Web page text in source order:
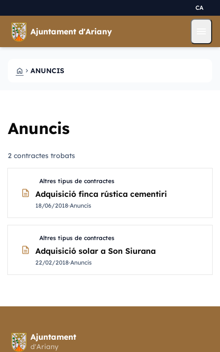
CA
Ajuntament d'Ariany
HOME CHEVRON_RIGHT ANUNCIS
Anuncis
2 contractes trobats
description
Altres tipus de contractes
Adquisició finca rústica cementiri
18/06/2018·Anuncis
description
Altres tipus de contractes
Adquisició solar a Son Siurana
22/02/2018·Anuncis
Ajuntament
d'Ariany